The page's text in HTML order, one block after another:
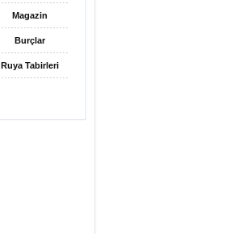
Magazin
Burçlar
Ruya Tabirleri